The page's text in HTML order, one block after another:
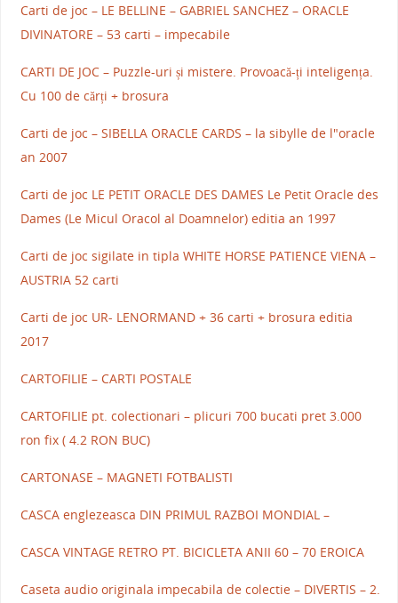
Carti de joc – LE BELLINE – GABRIEL SANCHEZ – ORACLE
DIVINATORE – 53 carti – impecabile
CARTI DE JOC – Puzzle-uri și mistere. Provoacă-ți inteligența.
Cu 100 de cărți + brosura
Carti de joc – SIBELLA ORACLE CARDS – la sibylle de l"oracle
an 2007
Carti de joc LE PETIT ORACLE DES DAMES Le Petit Oracle des
Dames (Le Micul Oracol al Doamnelor) editia an 1997
Carti de joc sigilate in tipla WHITE HORSE PATIENCE VIENA –
AUSTRIA 52 carti
Carti de joc UR- LENORMAND + 36 carti + brosura editia
2017
CARTOFILIE – CARTI POSTALE
CARTOFILIE pt. colectionari – plicuri 700 bucati pret 3.000
ron fix ( 4.2 RON BUC)
CARTONASE – MAGNETI FOTBALISTI
CASCA englezeasca DIN PRIMUL RAZBOI MONDIAL –
CASCA VINTAGE RETRO PT. BICICLETA ANII 60 – 70 EROICA
Caseta audio originala impecabila de colectie – DIVERTIS – 2.